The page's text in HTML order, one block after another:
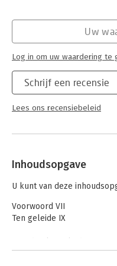
voor advocaten en
ondernemingsrecht.
Serie:
Schrijf een recensie
Lees ons recensiebeleid
Uw
Log in om uw waardering te
Inhoudsopgave
U kunt van deze
Voorwoord VII
Ten geleide IX
1.1 Aanleiding onderzoek 1